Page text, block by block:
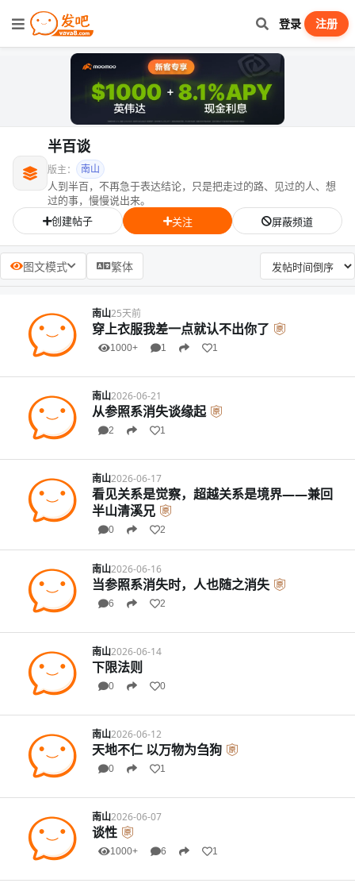
登录 注册
半百谈
版主： 南山
人到半百，不再急于表达结论，只是把走过的路、见过的人、想
过的事，慢慢说出来。
创建帖子
关注 屏蔽频道
图文模式 繁体
南山25天前
穿上衣服我差一点就认不出你了
1000+ 1 1
南山2026-06-21
从参照系消失谈缘起
2 1
南山2026-06-17
看见关系是觉察，超越关系是境界——兼回
半山清溪兄
0 2
南山2026-06-16
当参照系消失时，人也随之消失
6 2
南山2026-06-14
下限法则
0 0
南山2026-06-12
天地不仁 以万物为刍狗
0 1
南山2026-06-07
谈性
1000+ 6 1